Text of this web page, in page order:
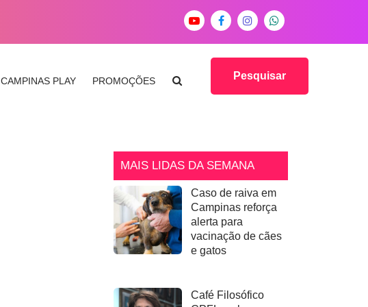
CAMPINAS PLAY PROMOÇÕES Pesquisar
MAIS LIDAS DA SEMANA
Caso de raiva em
Campinas reforça
alerta para
vacinação de cães
e gatos
Café Filosófico